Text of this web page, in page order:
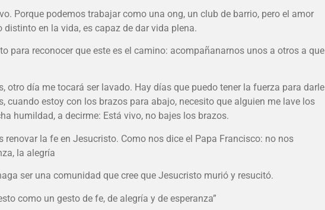
Porque podemos trabajar como una ong, un club de barrio, pero el amor
distinto en la vida, es capaz de dar vida plena.
para reconocer que este es el camino: acompañanarnos unos a otros a que
otro día me tocará ser lavado. Hay días que puedo tener la fuerza para darle
cuando estoy con los brazos para abajo, necesito que alguien me lave los
humildad, a decirme: Está vivo, no bajes los brazos.
renovar la fe en Jesucristo. Como nos dice el Papa Francisco: no nos
la alegría
ser una comunidad que cree que Jesucristo murió y resucitó.
como un gesto de fe, de alegría y de esperanza”